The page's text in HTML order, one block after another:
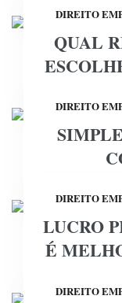
DIREITO
QUAL
DIREITO
DIREITO
LUCRO
É
DIREITO